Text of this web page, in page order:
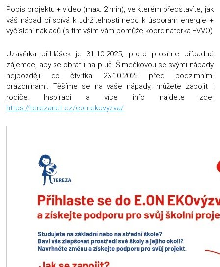
Popis projektu + video (max. 2 min), ve kterém představíte, jak
váš nápad přispívá k udržitelnosti nebo k úsporám energie +
vyčíslení nákladů (s tím vším vám pomůže koordinátorka EVVO)
Uzávěrka přihlášek je 31.10.2025, proto prosíme případné
zájemce, aby se obrátili na p.uč. Šimečkovou se svými nápady
nejpozději do čtvrtka 23.10.2025 před podzimními
prázdninami. Těšíme se na vaše nápady, můžete zapojit i
rodiče! Inspiraci a více info najdete zde:
https://terezanet.cz/eon-ekovyzva/